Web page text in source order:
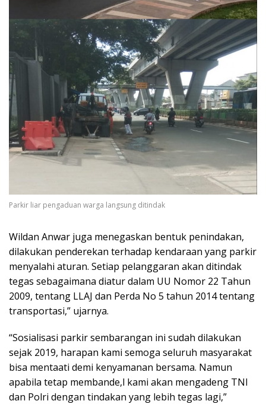
Parkir liar pengaduan warga langsung ditindak
Wildan Anwar juga menegaskan bentuk penindakan,
dilakukan penderekan terhadap kendaraan yang parkir
menyalahi aturan. Setiap pelanggaran akan ditindak
tegas sebagaimana diatur dalam UU Nomor 22 Tahun
2009, tentang LLAJ dan Perda No 5 tahun 2014 tentang
transportasi,” ujarnya.
“Sosialisasi parkir sembarangan ini sudah dilakukan
sejak 2019, harapan kami semoga seluruh masyarakat
bisa mentaati demi kenyamanan bersama. Namun
apabila tetap membande,l kami akan mengadeng TNI
dan Polri dengan tindakan yang lebih tegas lagi,”